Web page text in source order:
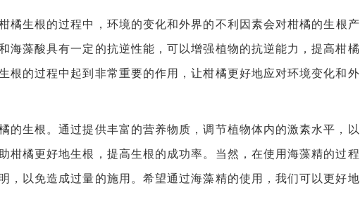
橘生根的过程中，环境的变化和外界的不利因素会对柑橘的生根产
海藻酸具有一定的抗逆性能，可以增强植物的抗逆能力，提高柑橘
根的过程中起到非常重要的作用，让柑橘更好地应对环境变化和外
生根。通过提供丰富的营养物质，调节植物体内的激素水平，以
柑橘更好地生根，提高生根的成功率。当然，在使用海藻精的过程
，以免造成过量的施用。希望通过海藻精的使用，我们可以更好地